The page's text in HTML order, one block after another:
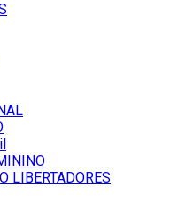
LIBERTADORES